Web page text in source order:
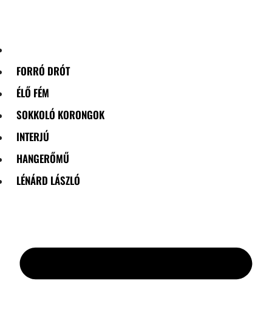
FORRÓ DRÓT
ÉLŐ FÉM
SOKKOLÓ KORONGOK
INTERJÚ
HANGERŐMŰ
LÉNÁRD LÁSZLÓ